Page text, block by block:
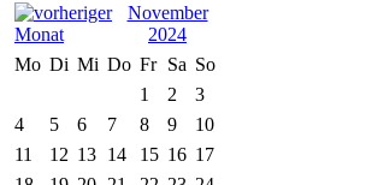
November
2024
Mo Di Mi Do Fr Sa So
1
2
3
4
5 6 7 8 9
10
11
12 13 14 15 16 17